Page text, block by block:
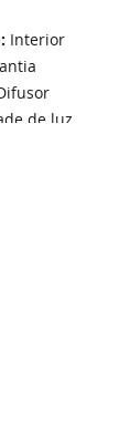
Interior
de luz